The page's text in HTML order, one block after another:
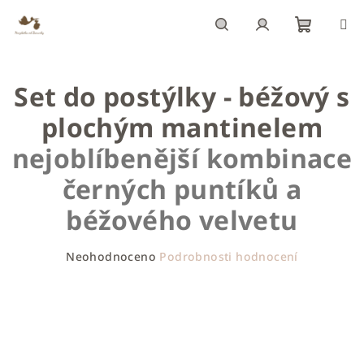
obsah
košík
Set do postýlky - béžový s
plochým mantinelem
nejoblíbenější kombinace
černých puntíků a
béžového velvetu
Neohodnoceno Podrobnosti hodnocení